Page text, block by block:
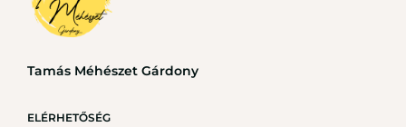
Tamás Méhészet Gárdony
ELÉRHETŐSÉG